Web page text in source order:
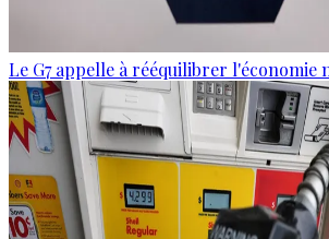
Le G7 appelle à rééquilibrer l'économie